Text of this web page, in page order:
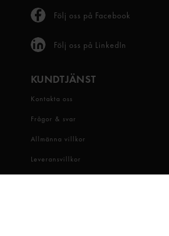
Följ oss på Facebook
Följ oss på LinkedIn
KUNDTJÄNST
Kontakta oss
Frågor & svar
Allmänna villkor
Leveransvillkor